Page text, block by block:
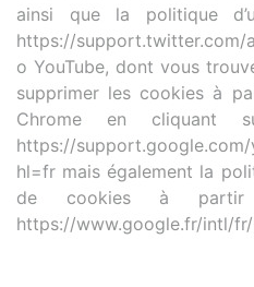
ainsi que la politique
https://support.twitter.com/
o YouTube, dont vous
supprimer les cookies à
Chrome en
https://
hl=fr mais également la
de cookies à
https://www.google.fr/intl/